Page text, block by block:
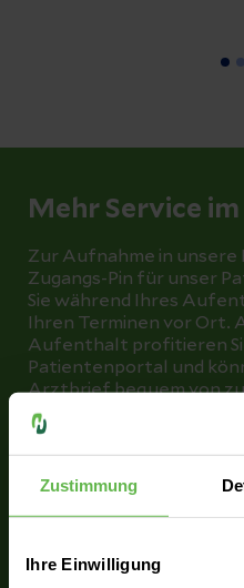
Zustimmung
Ihre Einwilligung
Mehr Service
Zur Aufnahme in unsere
Zugangs-Pin für unser
Sie während Ihres
Ihren Terminen vor Ort.
Aufenthalt profitieren
Patientenportal und
Arztbrief bequem von
Zum